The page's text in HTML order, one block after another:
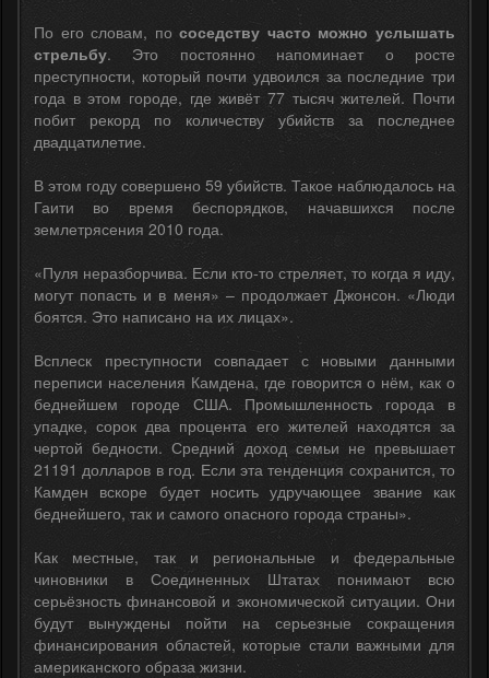
По его словам, пососедству часто можно услышать
стрельбу. Это постоянно напоминает о росте
преступности, который почти удвоился за последние три
года в этом городе, где живёт 77 тысяч жителей. Почти
побит рекорд по количеству убийств за последнее
двадцатилетие.
В этом году совершено 59 убийств. Такое наблюдалось на
Гаити во время беспорядков, начавшихся после
землетрясения 2010 года.
«Пуля неразборчива. Если кто-то стреляет, то когда я иду,
могут попасть и в меня» – продолжает Джонсон. «Люди
боятся. Это написано на их лицах».
Всплеск преступности совпадает с новыми данными
переписи населения Камдена, где говорится о нём, как о
беднейшем городе США. Промышленность города в
упадке, сорок два процента его жителей находятся за
чертой бедности. Средний доход семьи не превышает
21191 долларов в год. Если эта тенденция сохранится, то
Камден вскоре будет носить удручающее звание как
беднейшего, так и самого опасного города страны».
Как местные, так и региональные и федеральные
чиновники в Соединенных Штатах понимают всю
серьёзность финансовой и экономической ситуации. Они
будут вынуждены пойти на серьезные сокращения
финансирования областей, которые стали важными для
американского образа жизни.